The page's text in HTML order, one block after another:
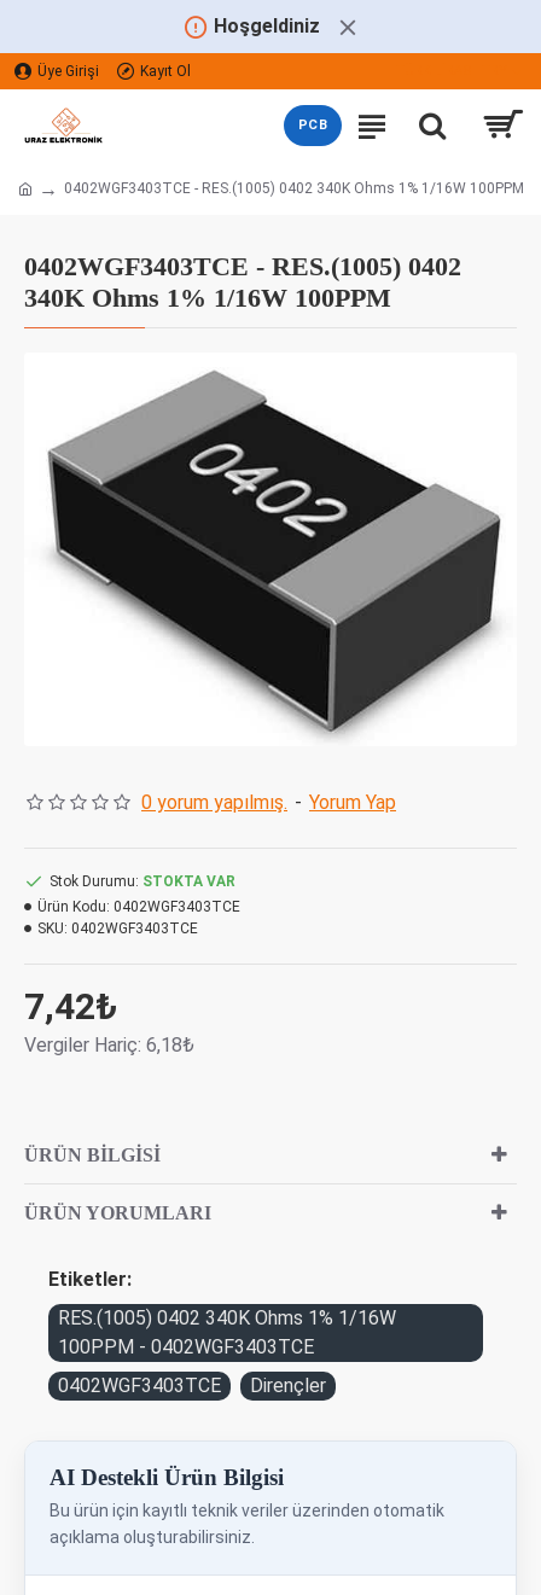
Hoşgeldiniz
Üye Girişi Kayıt Ol
PCB
0402WGF3403TCE - RES.(1005) 0402 340K Ohms 1% 1/16W 100PPM
0402WGF3403TCE - RES.(1005) 0402
340K Ohms 1% 1/16W 100PPM
0 yorum yapılmış. - Yorum Yap
7,42₺
Vergiler Hariç: 6,18₺
Stok Durumu: STOKTA VAR
Ürün Kodu: 0402WGF3403TCE
SKU: 0402WGF3403TCE
ÜRÜN BILGISI
ÜRÜN YORUMLARI
Etiketler:
RES.(1005) 0402 340K Ohms 1% 1/16W
100PPM - 0402WGF3403TCE
0402WGF3403TCE
Dirençler
AI Destekli Ürün Bilgisi
Bu ürün için kayıtlı teknik veriler üzerinden otomatik
açıklama oluşturabilirsiniz.